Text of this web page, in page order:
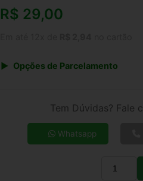
R$ 29,00
Opções de Parcelamento
7x de R$ 4,75
9x de R$ 3,79
Tem Dúvidas? Fale
Whatsapp